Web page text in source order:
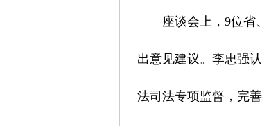
座谈会上，9位省
出意见建议。李忠强
法司法专项监督，完